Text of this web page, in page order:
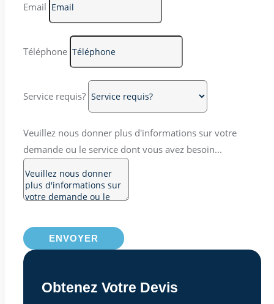
Email
Téléphone
Service requis?
Veuillez nous donner plus d'informations sur votre
demande ou le service dont vous avez besoin...
ENVOYER
Obtenez Votre Devis